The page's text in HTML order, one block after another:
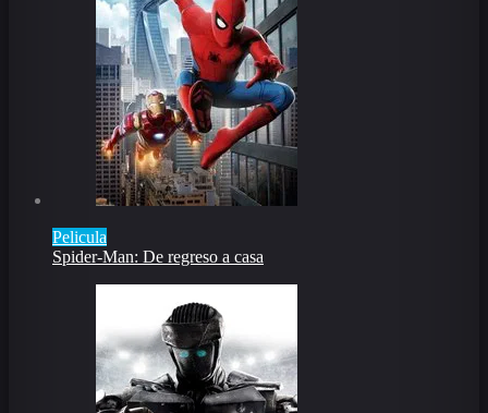
Pelicula
Spider-Man: De regreso a casa